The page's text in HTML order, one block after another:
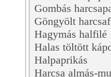
Gombás
Göngyölt
Hagymás halfilé
Halas töltött
Halpaprikás
Harcsa almás-